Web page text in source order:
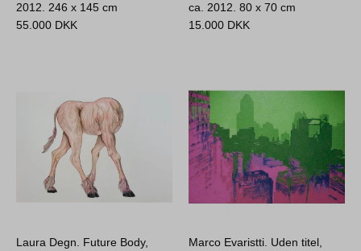
2012. 246 x 145 cm
55.000 DKK
ca. 2012.80 x 70 cm
15.000 DKK
Laura Degn. Future Body,
Marco Evaristti. Uden titel,